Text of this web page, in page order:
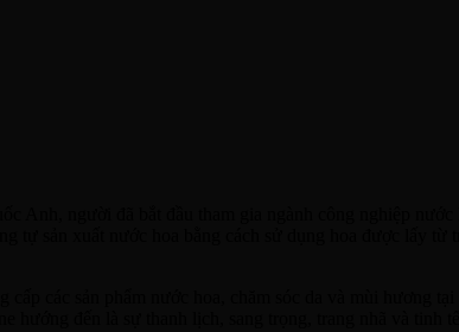
Anh, người đã bắt đầu tham gia ngành công nghiệp
tự sản xuất nước hoa bằng cách sử dụng hoa được lấy
các sản phẩm nước hoa, chăm sóc da và mùi hương
hướng đến là sự thanh lịch, sang trọng, trang nhã và tinh